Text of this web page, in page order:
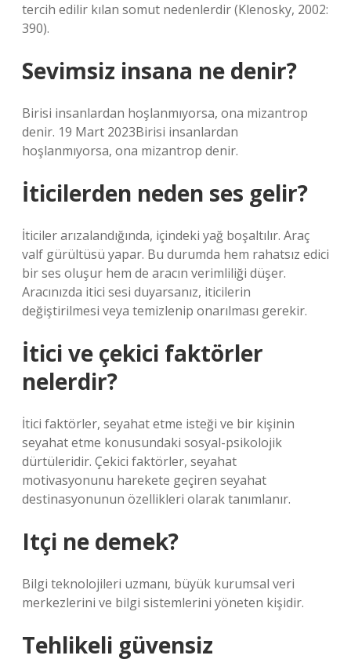
tercih edilir kılan somut nedenlerdir (Klenosky, 2002:
390).
Sevimsiz insana ne denir?
Birisi insanlardan hoşlanmıyorsa, ona mizantrop
denir. 19 Mart 2023Birisi insanlardan
hoşlanmıyorsa, ona mizantrop denir.
İticilerden neden ses gelir?
İticiler arızalandığında, içindeki yağ boşaltılır. Araç
valf gürültüsü yapar. Bu durumda hem rahatsız edici
bir ses oluşur hem de aracın verimliliği düşer.
Aracınızda itici sesi duyarsanız, iticilerin
değiştirilmesi veya temizlenip onarılması gerekir.
İtici ve çekici faktörler
nelerdir?
İtici faktörler, seyahat etme isteği ve bir kişinin
seyahat etme konusundaki sosyal-psikolojik
dürtüleridir. Çekici faktörler, seyahat
motivasyonunu harekete geçiren seyahat
destinasyonunun özellikleri olarak tanımlanır.
Itçi ne demek?
Bilgi teknolojileri uzmanı, büyük kurumsal veri
merkezlerini ve bilgi sistemlerini yöneten kişidir.
Tehlikeli güvensiz